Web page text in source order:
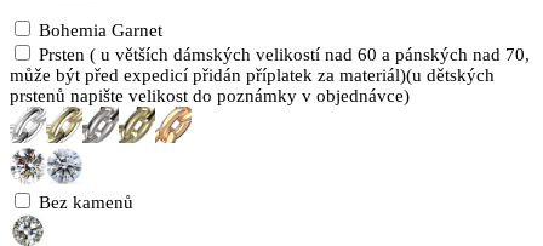
Bohemia Garnet
Prsten ( u větších dámských velikostí nad 60 a pánských nad 70,
může být před expedicí přidán příplatek za materiál)(u dětských
prstenů napište velikost do poznámky v objednávce)
Bez kamenů